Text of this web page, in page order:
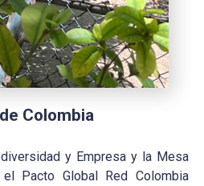
Colombia
y Empresa y la Mesa
Pacto Global Red Colombia